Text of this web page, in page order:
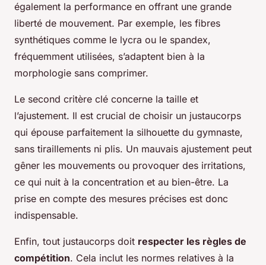
également la performance en offrant une grande
liberté de mouvement. Par exemple, les fibres
synthétiques comme le lycra ou le spandex,
fréquemment utilisées, s’adaptent bien à la
morphologie sans comprimer.
Le second critère clé concerne la taille et
l’ajustement. Il est crucial de choisir un justaucorps
qui épouse parfaitement la silhouette du gymnaste,
sans tiraillements ni plis. Un mauvais ajustement peut
gêner les mouvements ou provoquer des irritations,
ce qui nuit à la concentration et au bien-être. La
prise en compte des mesures précises est donc
indispensable.
Enfin, tout justaucorps doit respecter les règles de
compétition. Cela inclut les normes relatives à la